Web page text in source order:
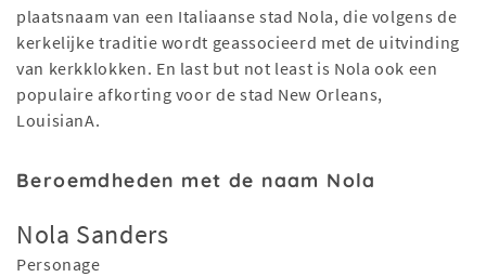
plaatsnaam van een Italiaanse stad Nola, die volgens de
kerkelijke traditie wordt geassocieerd met de uitvinding
van kerkklokken. En last but not least is Nola ook een
populaire afkorting voor de stad New Orleans,
LouisianA.
Beroemdheden met de naam Nola
Nola Sanders
Personage